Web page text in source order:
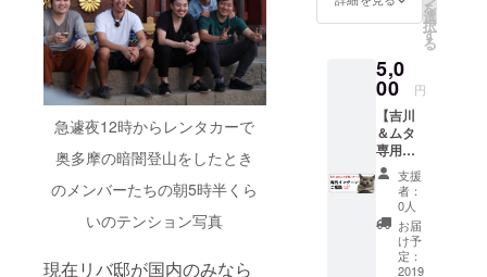
急遽夜12時からレンタカーで
奥多摩の暗闇登山をしたとき
のメンバーたちの朝5時半くら
いのテンション写真
現在リバ邸が国内のみなら
●クラウ
ンディ
ングの
活動報
告にお
名前掲
載 *カウ
ンセリ
ングの
資格は
所有し
ており
ません *
に3年、
ムタは
年、カ
ンボジ
ア半年
の経験
あり）
●リバ邸
深セン
ご支援
者様限
定FBグ
ループ
へのご
を
選
択
す
る
5,0
00 円
【吉川
＆ムタ
専用リ
ター
ン】 ●1
時間の
濃密な
海外イ
ンター
ンシッ
支援
者：
0人
お届
け予
定：
2019